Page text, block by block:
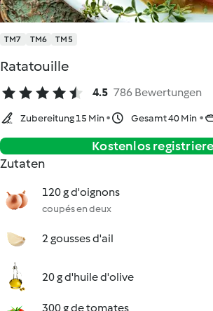
TM7 TM6 TM5
Ratatouille
4.5 786 Bewertungen
Zubereitung 15 Min Gesamt 40 Min
Kostenlos
Zutaten
120 g d'oignons
coupés en deux
2 gousses d'ail
20 g d'huile d'olive
300 g de tomates